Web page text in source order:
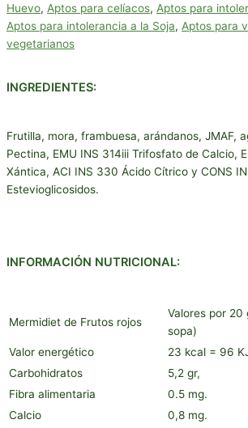
Huevo, Aptos para celíacos, Aptos para
Aptos para intolerancia a la Soja, Aptos para
vegetarianos
INGREDIENTES:
Frutilla, mora, frambuesa, arándanos, JMAF,
Pectina, EMU INS 314iii Trifosfato de Calcio,
Xántica, ACI INS 330 Ácido Cítrico y CONS
Estevioglicosidos.
INFORMACIÓN NUTRICIONAL:
Mermidiet de Frutos rojos
Valores por 20
sopa)
Valor energético
23 kcal = 96
Carbohidratos
5,2 gr,
Fibra alimentaria
0.5 mg.
Calcio
0,8 mg.